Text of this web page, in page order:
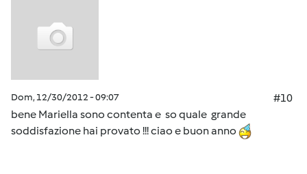
Dom, 12/30/2012 - 09:07
#10
bene Mariella sono contenta e so quale grande
soddisfazione hai provato !!! ciao e buon anno